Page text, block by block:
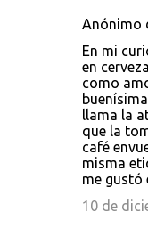
En mi
en
como
llama la
que la
café
misma
me gustó
10 de